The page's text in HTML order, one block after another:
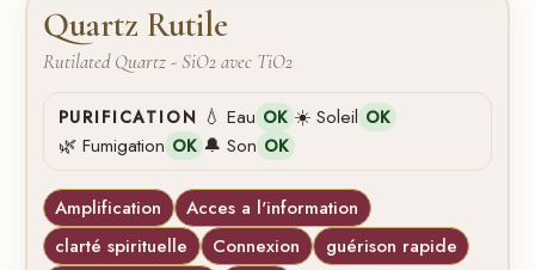
Quartz Rutile
Rutilated Quartz - SiO2 avec TiO2
PURIFICATION 💧 Eau OK ☀️ Soleil OK
🌿 Fumigation OK 🔔 Son OK
Amplification
Acces a l'information
clarté spirituelle
Connexion
guérison rapide